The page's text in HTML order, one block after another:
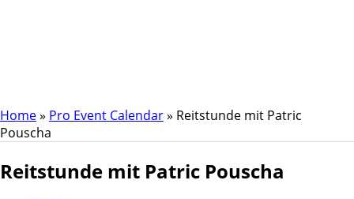
Home» Pro Event Calendar» Reitstunde mit Patric
Pouscha
Reitstunde mit Patric Pouscha